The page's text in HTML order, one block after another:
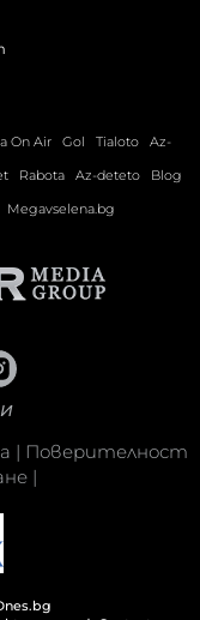
On Air Gol Tialoto
Az-
Rabota Az-deteto
Blog
Megavselena.bg
| Поверителност
|